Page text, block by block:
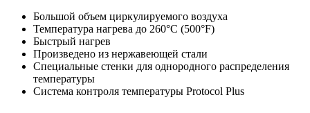
Большой объем циркулируемого воздуха
Температура нагрева до 260°C (500°F)
Быстрый нагрев
Произведено из нержавеющей стали
Специальные стенки для однородного распределения
температуры
Система контроля температуры Protocol Plus